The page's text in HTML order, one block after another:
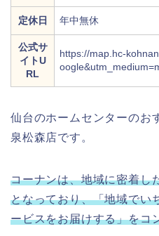
定休日 年中無休
公式サ
イトU
RL
https://map.hc-
仙台のホームセンターの
泉松森店です。
コーナンは、地域に密着し
となっており、「地域でい
ービスをお届けする」をコ